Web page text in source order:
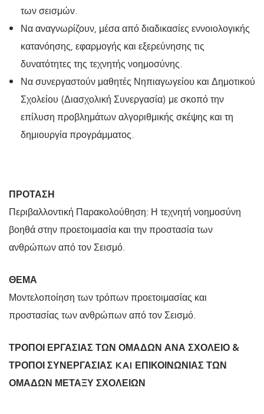
των σεισμών.
Να αναγνωρίζουν, μέσα από διαδικασίες εννοιολογικής
κατανόησης, εφαρμογής και εξερεύνησης τις
δυνατότητες της τεχνητής νοημοσύνης.
Να συνεργαστούν μαθητές Νηπιαγωγείου και Δημοτικού
Σχολείου (Διασχολική Συνεργασία) με σκοπό την
επίλυση προβλημάτων αλγοριθμικής σκέψης και τη
δημιουργία προγράμματος.
ΠΡΟΤΑΣΗ
Περιβαλλοντική Παρακολούθηση: Η τεχνητή νοημοσύνη
βοηθά στην προετοιμασία και την προστασία των
ανθρώπων από τον Σεισμό.
ΘΕΜΑ
Μοντελοποίηση των τρόπων προετοιμασίας και
προστασίας των ανθρώπων από τον Σεισμό.
ΤΡΟΠΟΙ ΕΡΓΑΣΙΑΣ ΤΩΝ ΟΜΑΔΩΝ ΑΝΑ ΣΧΟΛΕΙΟ &
ΤΡΟΠΟΙ ΣΥΝΕΡΓΑΣΙΑΣ KAI ΕΠΙΚΟΙΝΩΝΙΑΣ ΤΩΝ
ΟΜΑΔΩΝ ΜΕΤΑΞΥ ΣΧΟΛΕΙΩΝ